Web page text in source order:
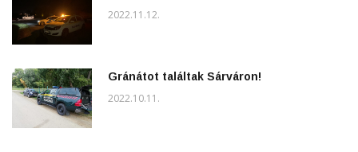
2022.11.12.
Gránátot találtak Sárváron!
2022.10.11.